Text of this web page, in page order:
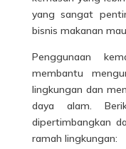
yang sangat
bisnis makanan
Penggunaan
membantu
lingkungan dan
daya alam.
dipertimbangkan
ramah lingkungan: